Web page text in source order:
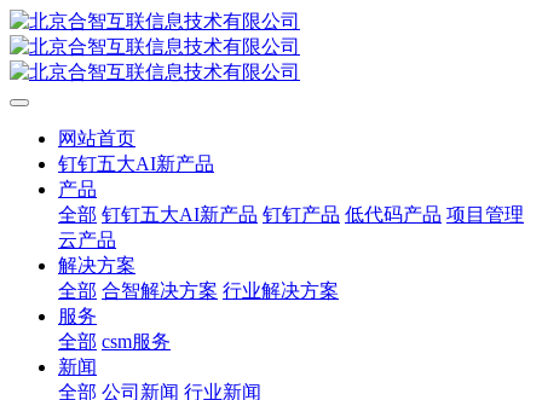
网站首页
钉钉五大AI新产品
产品
全部 钉钉五大AI新产品 钉钉产品 低代码产品 项目管理
云产品
解决方案
全部 合智解决方案 行业解决方案
服务
全部 csm服务
新闻
全部 公司新闻 行业新闻